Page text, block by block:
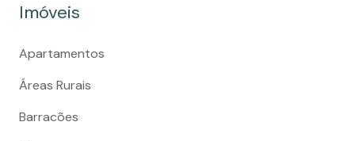
Imóveis
Apartamentos
Áreas Rurais
Barracões